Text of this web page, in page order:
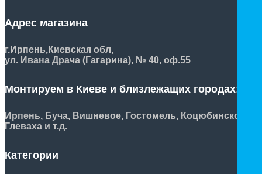
Адрес магазина
г.Ирпень,Киевская обл,
ул. Ивана Драча (Гагарина), № 40, оф.55
Монтируем в Киеве и близлежащих городах:
Ирпень, Буча, Вишневое, Гостомель, Коцюбинское,
Глеваха и т.д.
Категории